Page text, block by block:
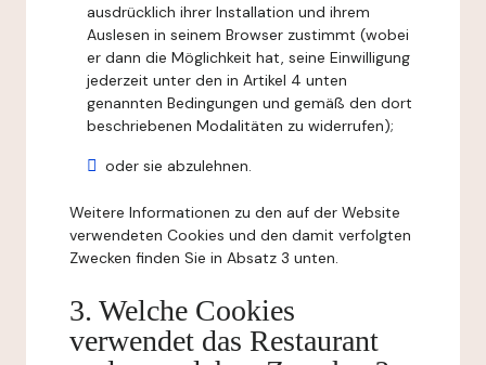
ausdrücklich ihrer Installation und ihrem
Auslesen in seinem Browser zustimmt (wobei
er dann die Möglichkeit hat, seine Einwilligung
jederzeit unter den in Artikel 4 unten
genannten Bedingungen und gemäß den dort
beschriebenen Modalitäten zu widerrufen);
oder sie abzulehnen.
Weitere Informationen zu den auf der Website
verwendeten Cookies und den damit verfolgten
Zwecken finden Sie in Absatz 3 unten.
3. Welche Cookies
verwendet das Restaurant